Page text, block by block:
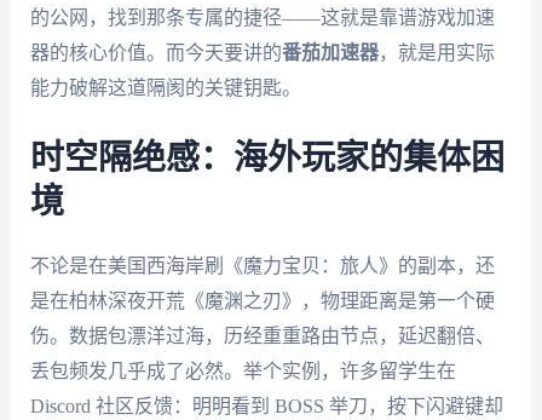
的公网，找到那条专属的捷径——这就是靠谱游戏加速
器的核心价值。而今天要讲的番茄加速器，就是用实际
能力破解这道隔阂的关键钥匙。
时空隔绝感：海外玩家的集体困
境
不论是在美国西海岸刷《魔力宝贝：旅人》的副本，还
是在柏林深夜开荒《魔渊之刃》，物理距离是第一个硬
伤。数据包漂洋过海，历经重重路由节点，延迟翻倍、
丢包频发几乎成了必然。举个实例，许多留学生在
Discord 社区反馈：明明看到 BOSS 举刀，按下闪避键却